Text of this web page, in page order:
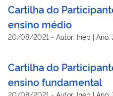
Cartilha do
ensino médio
20/08/2021 - Autor: Inep | Ano:
Cartilha do
ensino fundamental